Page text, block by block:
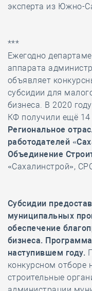
эксперта из Южно-
***
Ежегодно
аппарата
объявляет
субсидии для
бизнеса. В 2020
КФ получили ещё
Региональное
работодателей
Объединение
«Сахалинстрой»,
Субсидии
муниципальных
обеспечение
бизнеса.
наступившем году.
конкурсном отборе
строительные